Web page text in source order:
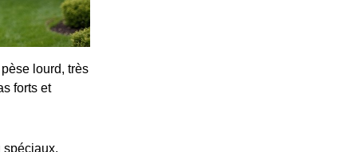
lourd, très
forts et
spéciaux.